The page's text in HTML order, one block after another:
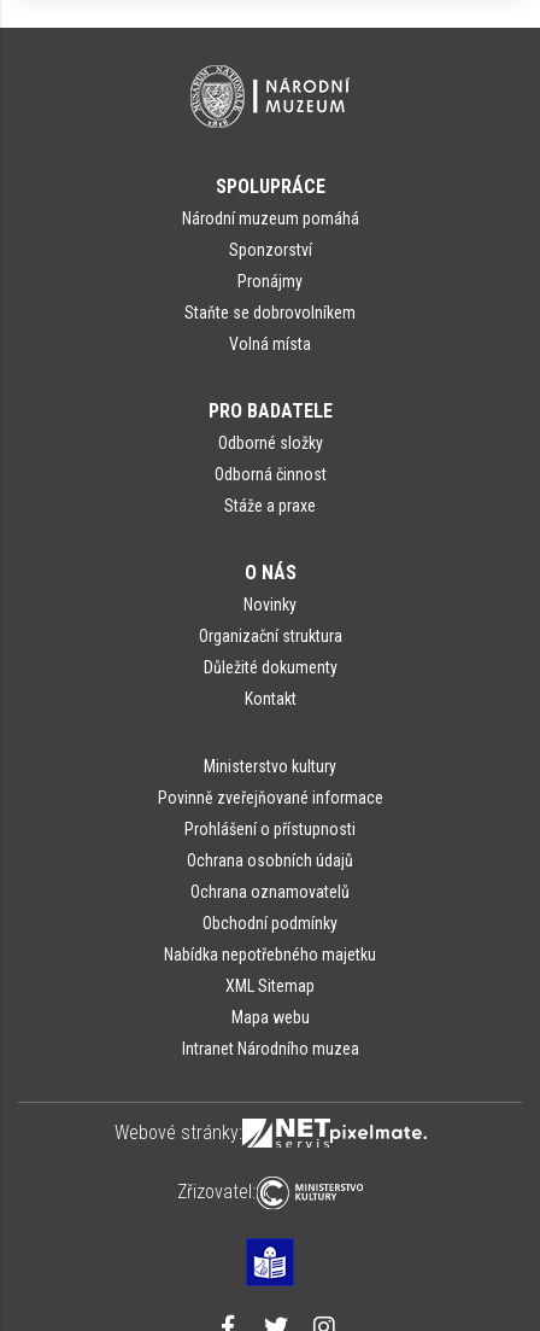
SPOLUPRÁCE
Národní muzeum pomáhá
Sponzorství
Pronájmy
Staňte se dobrovolníkem
Volná místa
PRO BADATELE
Odborné složky
Odborná činnost
Stáže a praxe
O NÁS
Novinky
Organizační struktura
Důležité dokumenty
Kontakt
Ministerstvo kultury
Povinně zveřejňované informace
Prohlášení o přístupnosti
Ochrana osobních údajů
Ochrana oznamovatelů
Obchodní podmínky
Nabídka nepotřebného majetku
XML Sitemap
Mapa webu
Intranet Národního muzea
Webové stránky:
Zřizovatel: